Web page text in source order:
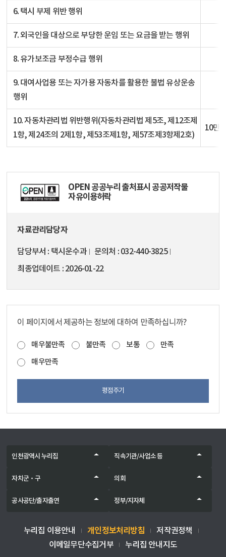
6. 택시 부제 위반 행위
7. 외국인을 대상으로 부당한 운임 또는 요금을 받는 행위
8. 유가보조금 부정수급 행위
9. 대여사업용 또는 자가용 자동차를 활용한 불법 유상운송
행위
10. 자동차관리법 위반행위(자동차관리법 제5조, 제12조제
1항, 제24조의 2제1항, 제53조제1항, 제57조제3항제2호)
10만
OPEN 공공누리 출처표시 공공저작물
자유이용허락
자료관리담당자
담당부서 택시운수과 문의처
032-440-3825
최종업데이트
2026-01-22
이 페이지에서 제공하는 정보에 대하여 만족하십니까?
매우불만족 불만족 보통
만족
매우만족
평점주기
인천광역시 누리집 직속기관/사업소 등
자치군‧구 의회
공사공단/출자출연 정부/지자체
누리집 이용안내 개인정보처리방침
저작권정책
이메일무단수집거부
누리집 안내지도